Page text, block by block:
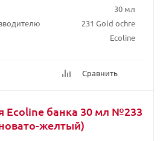
30 мл
231 Gold ochre
Ecoline
Сравнить
Ecoline банка 30 мл №233
желтый)